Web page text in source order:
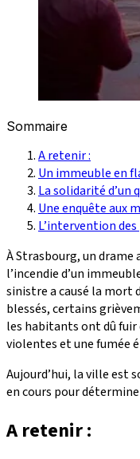
Sommaire
A retenir :
Un immeuble en
La solidarité d’un
Une enquête aux
L’intervention
À Strasbourg, un
l’incendie d’un
sinistre a causé la mort
blessés, certains
les habitants ont dû fuir
violentes et une fumée
Aujourd’hui, la ville est
en cours pour
A retenir :